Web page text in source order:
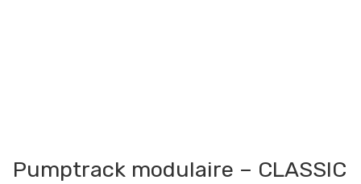
Pumptrack modulaire – CLASSIC